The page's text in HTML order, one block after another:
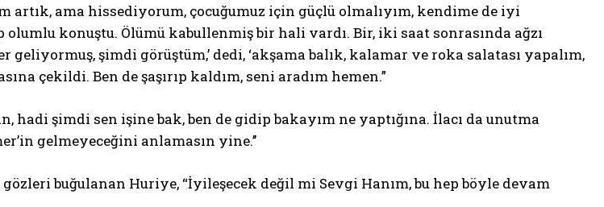
artık, ama hissediyorum, çocuğumuz için güçlü olmalıyım, kendime de iyi
olumlu konuştu. Ölümü kabullenmiş bir hali vardı. Bir, iki saat sonrasında ağzı
geliyormuş, şimdi görüştüm,’ dedi, ‘akşama balık, kalamar ve roka salatası yapalım,
çekildi. Ben de şaşırıp kaldım, seni aradım hemen.”
hadi şimdi sen işine bak, ben de gidip bakayım ne yaptığına. İlacı da unutma
gelmeyeceğini anlamasın yine.’’
gözleri buğulanan Huriye, “İyileşecek değil mi Sevgi Hanım, bu hep böyle devam